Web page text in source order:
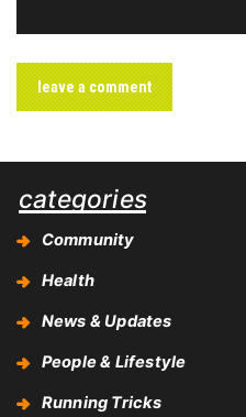
categories
Community
Health
News & Updates
People & Lifestyle
Running Tricks